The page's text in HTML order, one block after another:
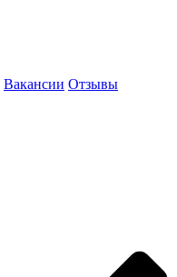
Вакансии Отзывы